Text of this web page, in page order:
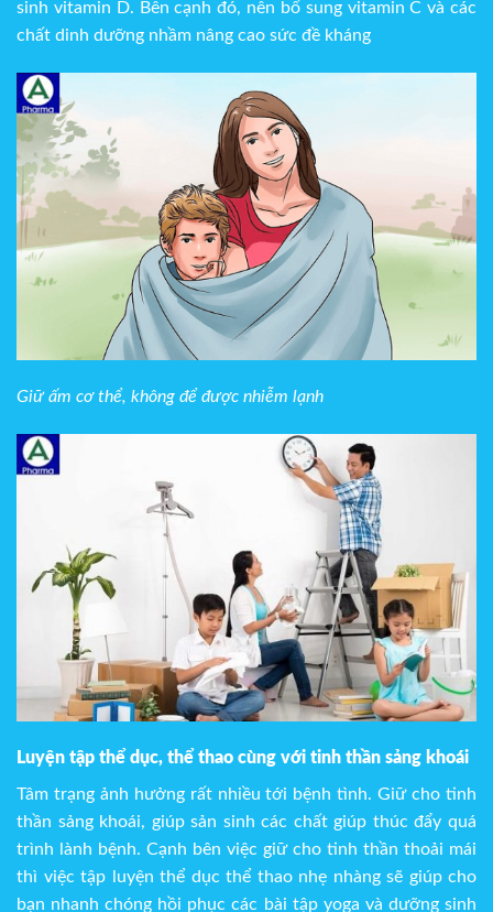
sinh vitamin D. Bên cạnh đó, nên bổ sung vitamin C và các
chất dinh dưỡng nhầm nâng cao sức đề kháng
Giữ ấm cơ thể, không để được nhiễm lạnh
Luyện tập thể dục, thể thao cùng với tinh thần sảng khoái
Tâm trạng ảnh hưởng rất nhiều tới bệnh tình. Giữ cho tinh
thần sảng khoái, giúp sản sinh các chất giúp thúc đẩy quá
trình lành bệnh. Cạnh bên việc giữ cho tinh thần thoải mái
thì việc tập luyện thể dục thể thao nhẹ nhàng sẽ giúp cho
bạn nhanh chóng hồi phục các bài tập yoga và dưỡng sinh